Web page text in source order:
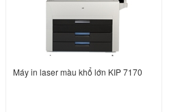
Máy in laser màu khổ lớn KIP 7170